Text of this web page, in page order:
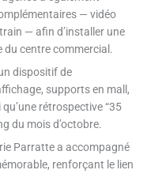
— vidéo
— afin d’installer une
du centre commercial.
dispositif de
supports en mall,
rétrospective “35
du mois d’octobre.
Parratte a accompagné
renforçant le lien